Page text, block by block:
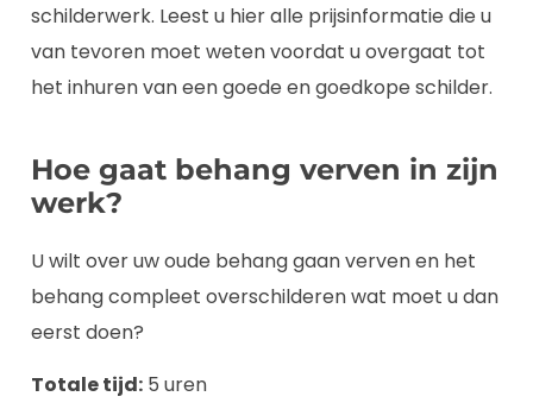
schilderwerk. Leest u hier alle prijsinformatie die u
van tevoren moet weten voordat u overgaat tot
het inhuren van een goede en goedkope schilder.
Hoe gaat behang verven in zijn
werk?
U wilt over uw oude behang gaan verven en het
behang compleet overschilderen wat moet u dan
eerst doen?
Totale tijd: 5 uren